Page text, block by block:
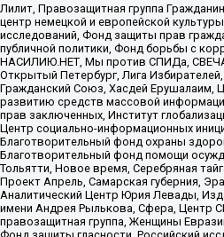
Лилит, Правозащитная группа
центр немецкой и европейской
исследований, Фонд защиты прав
публичной политики, Фонд борьбы с
НАСИЛИЮ.НЕТ, Мы против СПИДа, СВЕЧА,
Открытый Петербург, Лига
Гражданский Союз, Хасдей Ерушалаим,
развитию средств массовой
прав заключенных, Институт
Центр социально-информационных
Благотворительный фонд охраны
Благотворительный фонд помощи
Тольятти, Новое время, Серебряная
Проект Апрель, Самарская губерния,
Аналитический Центр Юрия Левады,
имени Андрея Рылькова, Сфера, Центр
правозащитная группа, Женщины